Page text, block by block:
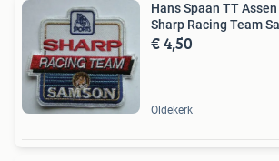
Hans Spaan TT
Sharp Racing Team
€ 4,50
Oldekerk